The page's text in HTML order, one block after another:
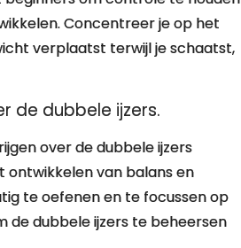
Concentreer je op het
verplaatst terwijl je schaatst,
de dubbele ijzers.
over de dubbele ijzers
van balans en
te oefenen en te focussen op
de dubbele ijzers te beheersen